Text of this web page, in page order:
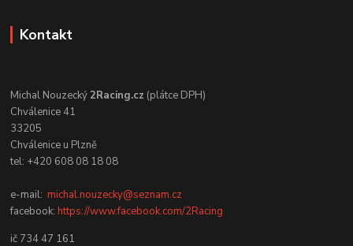
Kontakt
Michal Nouzecký2Racing.cz (plátce DPH)
Chválenice 41
33205
Chválenice u Plzně
tel: +420 608 08 18 08
e-mail:michal.nouzecky@seznam.cz
facebook:https://www.facebook.com/2Racing
ič 734 47 161